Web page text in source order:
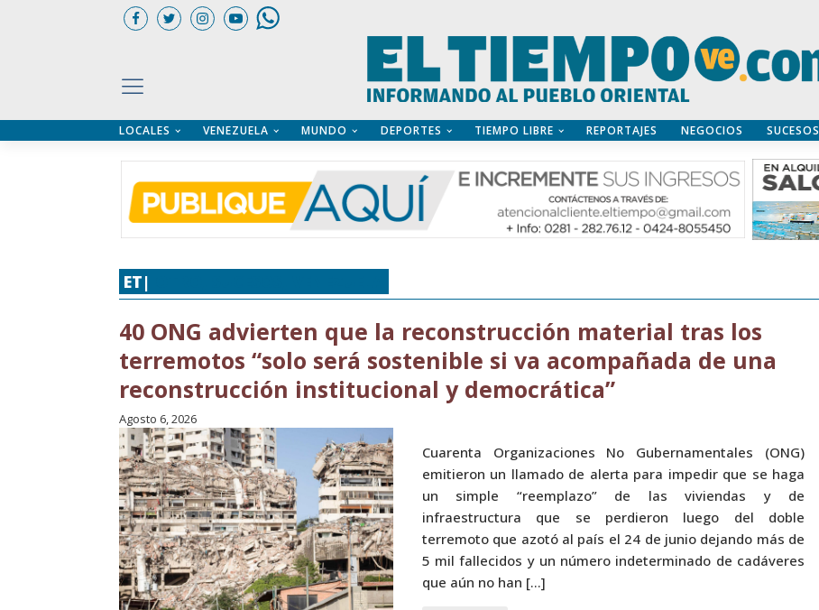
LOCALES VENEZUELA MUNDO DEPORTES TIEMPO LIBRE REPORTAJES NEGOCIOS SUCESOS
ET|
40 ONG advierten que la reconstrucción material tras los
terremotos “solo será sostenible si va acompañada de una
reconstrucción institucional y democrática”
Agosto 6, 2026
Cuarenta Organizaciones No Gubernamentales (ONG)
emitieron un llamado de alerta para impedir que se haga
un simple “reemplazo” de las viviendas y de
infraestructura que se perdieron luego del doble
terremoto que azotó al país el 24 de junio dejando más de
5 mil fallecidos y un número indeterminado de cadáveres
que aún no han […]